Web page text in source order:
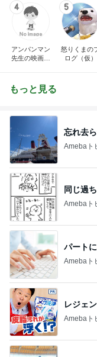
4
アンパンマン
先生の映画講
5
怒りくまの
ログ（仮）
もっと見る
忘れ去
Amebaト
同じ過
Amebaト
パート
Amebaト
レジェ
Amebaト